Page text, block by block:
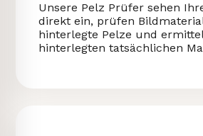
Unsere Pelz Prüfer sehen
direkt ein, prüfen
hinterlegte Pelze und
hinterlegten tatsächlichen